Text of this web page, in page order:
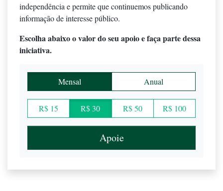
independência e permite que continuemos publicando
informação de interesse público.
Escolha abaixo o valor do seu apoio e faça parte dessa
iniciativa.
Mensal Anual
R$ 15 R$ 30 R$ 50 R$ 100
Apoie